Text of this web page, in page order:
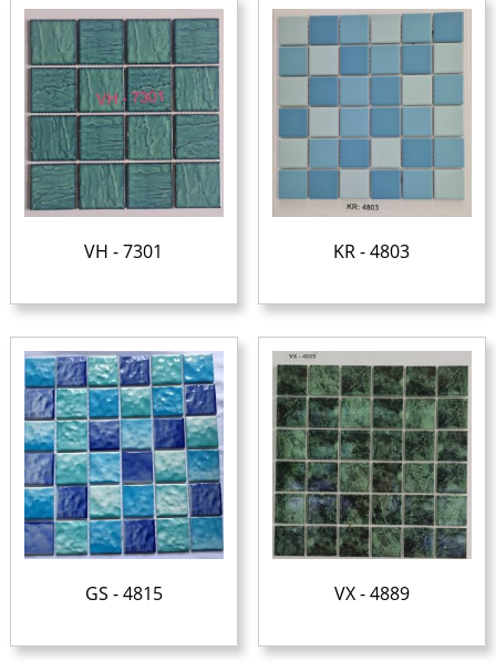
VH - 7301 KR - 4803
GS - 4815 VX - 4889